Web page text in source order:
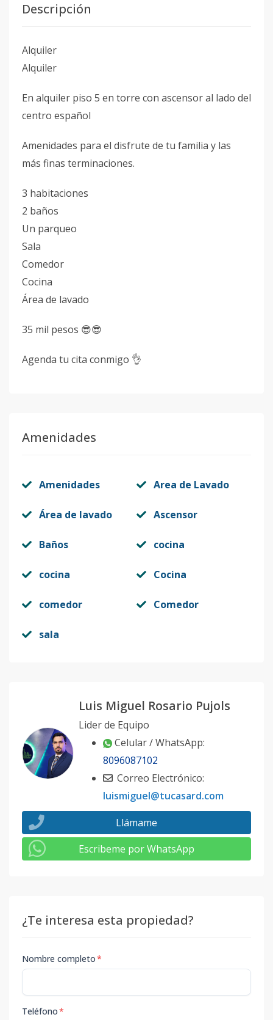
Descripción
Alquiler
Alquiler
En alquiler piso 5 en torre con ascensor al lado del
centro español
Amenidades para el disfrute de tu familia y las
más finas terminaciones.
3 habitaciones
2 baños
Un parqueo
Sala
Comedor
Cocina
Área de lavado
35 mil pesos 😎😎
Agenda tu cita conmigo 👌
Amenidades
Amenidades Area de Lavado
Área de lavado Ascensor
Baños cocina
cocina Cocina
comedor Comedor
sala
Luis Miguel Rosario Pujols
Lider de Equipo
Celular / WhatsApp:
8096087102
Correo Electrónico:
luismiguel@tucasard.com
Llámame
Escribeme por WhatsApp
¿Te interesa esta propiedad?
Nombre completo*
Teléfono*